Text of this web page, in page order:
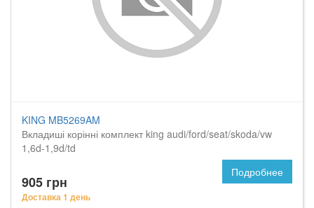
KING MB5269AM
Вкладиші корінні комплект king audi/ford/seat/skoda/vw
1,6d-1,9d/td
905 грн
Доставка 1 день
Подробнее